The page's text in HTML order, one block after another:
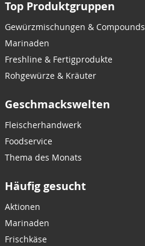
Top Produktgruppen
Gewürzmischungen & Compounds
Marinaden
Freshline & Fertigprodukte
Rohgewürze & Kräuter
Geschmackswelten
Fleischerhandwerk
Foodservice
Thema des Monats
Häufig gesucht
Aktionen
Marinaden
Frischkäse